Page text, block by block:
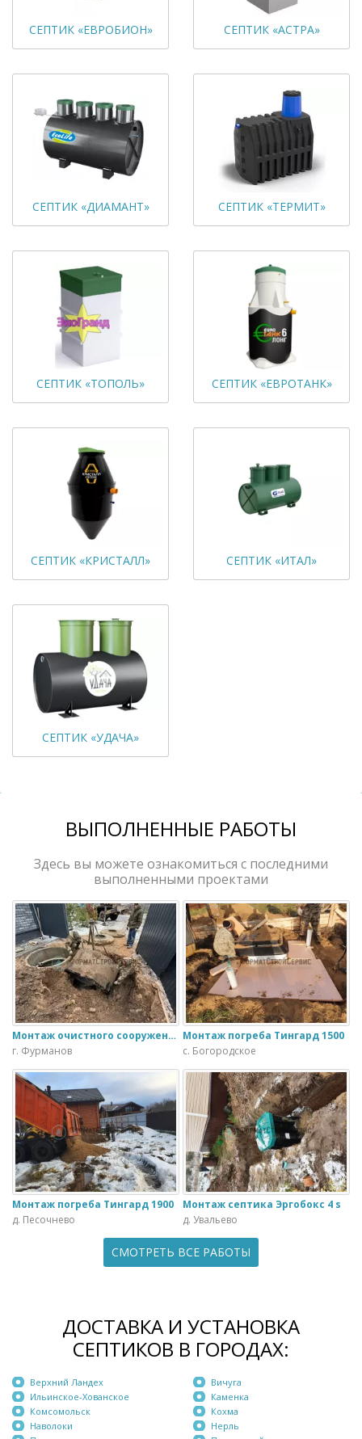
СЕПТИК «ЕВРОБИОН» СЕПТИК «АСТРА»
СЕПТИК «ДИАМАНТ» СЕПТИК «ТЕРМИТ»
СЕПТИК «ТОПОЛЬ» СЕПТИК «ЕВРОТАНК»
СЕПТИК «КРИСТАЛЛ» СЕПТИК «ИТАЛ»
СЕПТИК «УДАЧА»
ВЫПОЛНЕННЫЕ РАБОТЫ
Здесь вы можете ознакомиться с последними
выполненными проектами
Монтаж очистного сооружения Тверь - 1.1ПН в загородном доме
г. Фурманов
Монтаж погреба Тингард 1500
с. Богородское
Монтаж погреба Тингард 1900
д. Песочнево
Монтаж септика Эргобокс 4 s
д. Увальево
СМОТРЕТЬ ВСЕ РАБОТЫ
ДОСТАВКА И УСТАНОВКА
СЕПТИКОВ В ГОРОДАХ:
Верхний Ландех
Ильинское-Хованское
Комсомольск
Наволоки
Вичуга
Каменка
Кохма
Нерль